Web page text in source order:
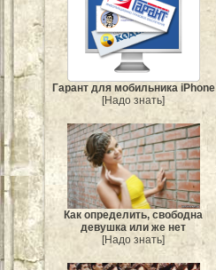
Гарант для мобильника iPhone
[Надо знать]
Как определить, свободна
девушка или же нет
[Надо знать]